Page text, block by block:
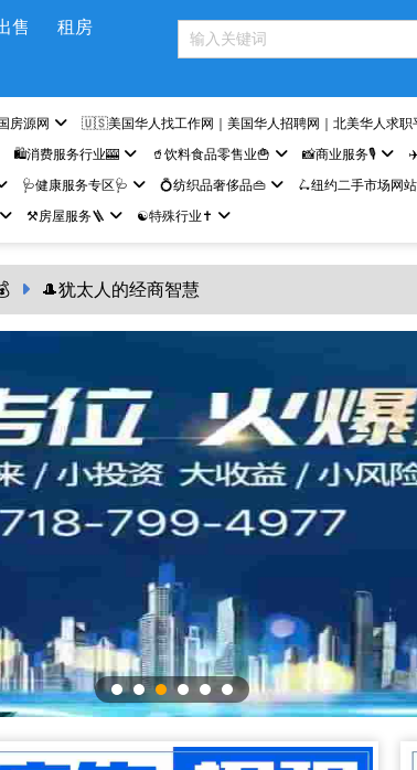
售 租房
房源网 🇺🇸美国华人找工作网｜美国华人招聘网｜北美华人求职
🛍️消费服务行业🎰 🥤饮料食品零售业🍟 📸商业服务🎙️
🩺健康服务专区🩺 💍纺织品奢侈品👜 🛴纽约二手市场网站
⚒️房屋服务🪜 ☯️特殊行业✝️
🎩犹太人的经商智慧